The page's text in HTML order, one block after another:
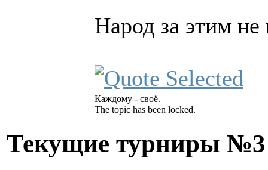
Народ за этим
Каждому - своё.
The topic has been locked.
Текущие турниры